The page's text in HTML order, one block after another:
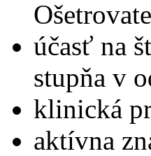
účasť na
stupňa v
klinická
aktívna